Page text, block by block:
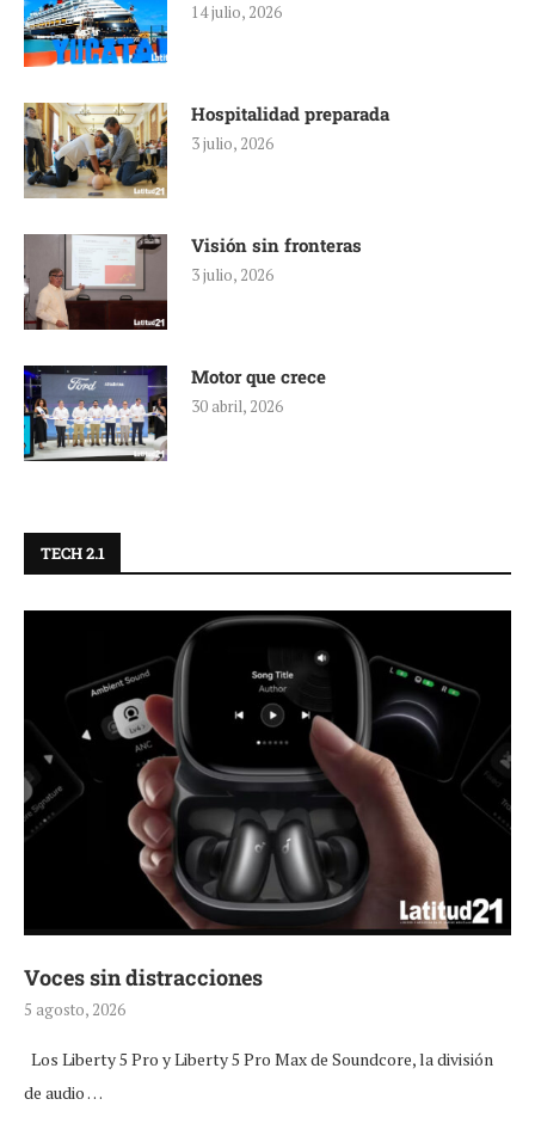
14 julio, 2026
Hospitalidad preparada
3 julio, 2026
Visión sin fronteras
3 julio, 2026
Motor que crece
30 abril, 2026
TECH 2.1
Voces sin distracciones
5 agosto, 2026
Los Liberty 5 Pro y Liberty 5 Pro Max de Soundcore, la división
de audio …